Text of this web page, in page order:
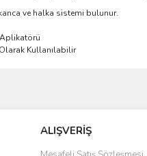
ve halka sistemi bulunur.
Aplikatörü
Kullanılabilir
bozuk veya görüntülenemiyor.
eksik bilgiler bulunuyor.
ALIŞVERİŞ